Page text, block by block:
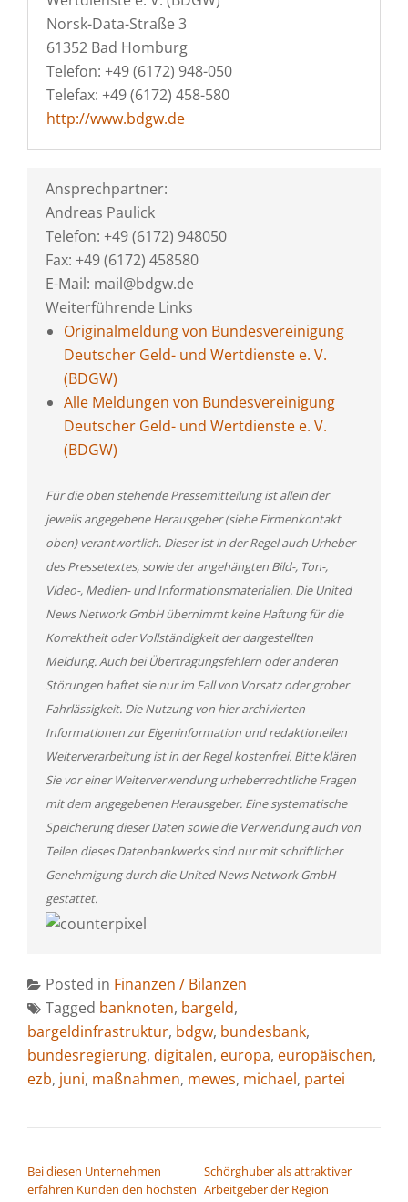
Norsk-Data-Straße 3
61352 Bad Homburg
Telefon: +49 (6172) 948-050
Telefax: +49 (6172) 458-580
http://www.bdgw.de
Ansprechpartner:
Andreas Paulick
Telefon: +49 (6172) 948050
Fax: +49 (6172) 458580
E-Mail: mail@bdgw.de
Weiterführende Links
Originalmeldung von Bundesvereinigung
Deutscher Geld- und Wertdienste e. V.
(BDGW)
Alle Meldungen von Bundesvereinigung
Deutscher Geld- und Wertdienste e. V.
(BDGW)
Für die oben stehende Pressemitteilung ist allein der
jeweils angegebene Herausgeber (siehe Firmenkontakt
oben) verantwortlich. Dieser ist in der Regel auch Urheber
des Pressetextes, sowie der angehängten Bild-, Ton-,
Video-, Medien- und Informationsmaterialien. Die United
News Network GmbH übernimmt keine Haftung für die
Korrektheit oder Vollständigkeit der dargestellten
Meldung. Auch bei Übertragungsfehlern oder anderen
Störungen haftet sie nur im Fall von Vorsatz oder grober
Fahrlässigkeit. Die Nutzung von hier archivierten
Informationen zur Eigeninformation und redaktionellen
Weiterverarbeitung ist in der Regel kostenfrei. Bitte klären
Sie vor einer Weiterverwendung urheberrechtliche Fragen
mit dem angegebenen Herausgeber. Eine systematische
Speicherung dieser Daten sowie die Verwendung auch von
Teilen dieses Datenbankwerks sind nur mit schriftlicher
Genehmigung durch die United News Network GmbH
gestattet.
Posted in Finanzen / Bilanzen
Tagged banknoten, bargeld,
bargeldinfrastruktur, bdgw, bundesbank,
bundesregierung, digitalen, europa, europäischen,
ezb, juni, maßnahmen, mewes, michael, partei
Bei diesen Unternehmen
erfahren Kunden den höchsten
Schörghuber als attraktiver
Arbeitgeber der Region